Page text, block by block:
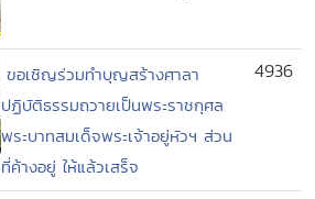
ขอเชิญร่วมทำบุญสร้างศาลา
ปฏิบัติธรรมถวายเป็นพระราชกุศล
พระบาทสมเด็จพระเจ้าอยู่หัวฯ ส่วน
ที่ค้างอยู่ ให้แล้วเสร็จ
4936